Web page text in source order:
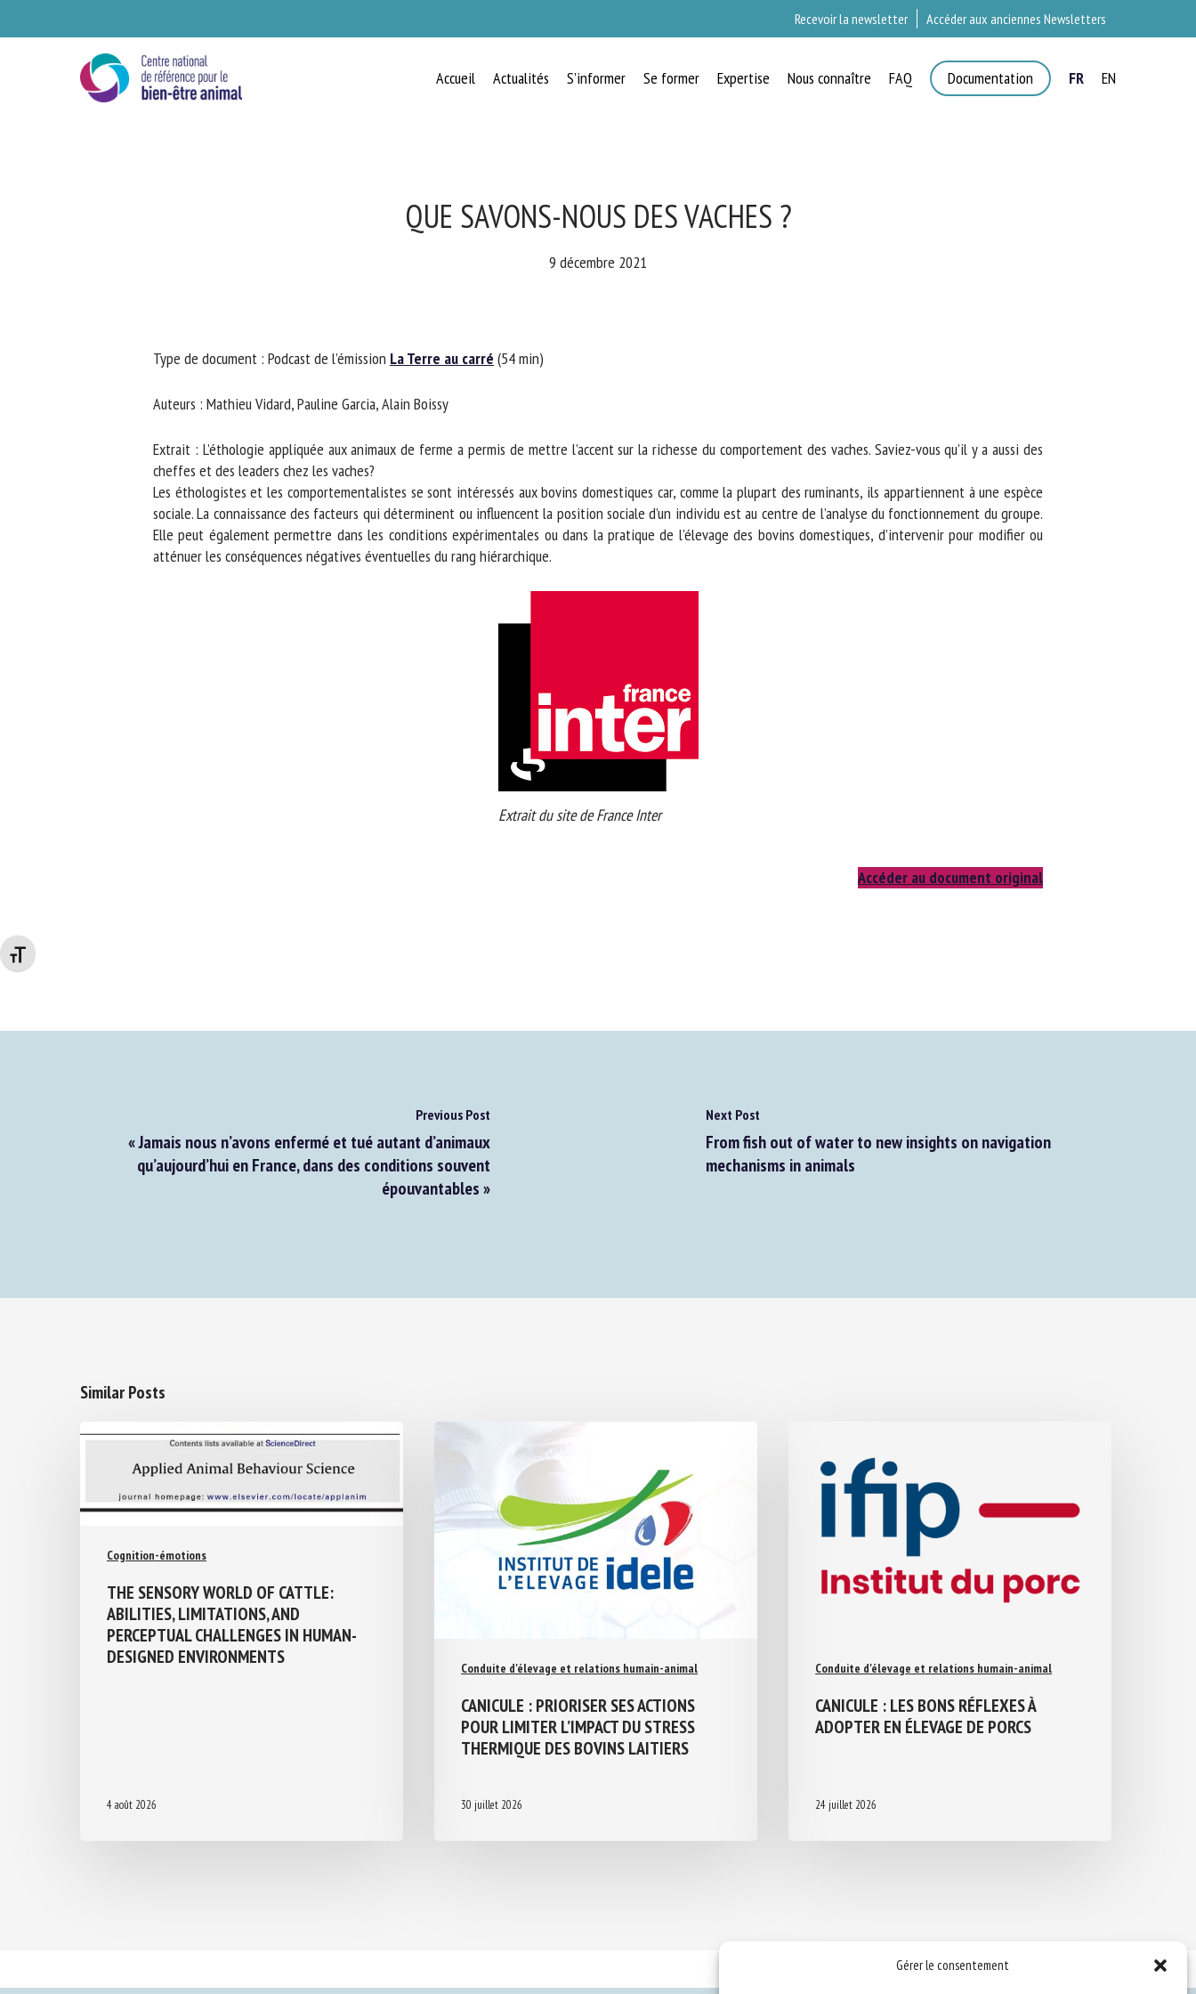
Gérer le consentement
Changer la taille de la police
Recevoir la newsletter Accéder aux anciennes Newsletters
Accueil Actualités S’informer Se former Expertise Nous connaître FAQ Documentation FR EN
QUE SAVONS-NOUS DES VACHES ?
9 décembre 2021
Type de document : Podcast de l’émissionLa Terre au carré(54 min)
Auteurs : Mathieu Vidard, Pauline Garcia, Alain Boissy
Extrait : L’éthologie appliquée aux animaux de ferme a permis de mettre l’accent sur la richesse du comportement des vaches. Saviez-vous qu’il y a aussi des
cheffes et des leaders chez les vaches?
Les éthologistes et les comportementalistes se sont intéressés aux bovins domestiques car, comme la plupart des ruminants, ils appartiennent à une espèce
sociale. La connaissance des facteurs qui déterminent ou influencent la position sociale d’un individu est au centre de l’analyse du fonctionnement du groupe.
Elle peut également permettre dans les conditions expérimentales ou dans la pratique de l’élevage des bovins domestiques, d’intervenir pour modifier ou
atténuer les conséquences négatives éventuelles du rang hiérarchique.
Extrait du site de France Inter
Accéder au document original
Previous Post
« Jamais nous n’avons enfermé et tué autant d’animaux
qu’aujourd’hui en France, dans des conditions souvent
épouvantables »
Next Post
From fish out of water to new insights on navigation
mechanisms in animals
Similar Posts
Cognition-émotions
THE SENSORY WORLD OF CATTLE:
ABILITIES, LIMITATIONS, AND
PERCEPTUAL CHALLENGES IN HUMAN-
DESIGNED ENVIRONMENTS
4 août 2026
Conduite d'élevage et relations humain-animal
CANICULE : PRIORISER SES ACTIONS
POUR LIMITER L’IMPACT DU STRESS
THERMIQUE DES BOVINS LAITIERS
30 juillet 2026
Conduite d'élevage et relations humain-animal
CANICULE : LES BONS RÉFLEXES À
ADOPTER EN ÉLEVAGE DE PORCS
24 juillet 2026
BIEN-ÊTRE ANIMAL
Veuillez remplir le formulaire ci-dessous pour vous inscrire à notre newsletter :
Organisme
*
E-mail *
En soumettant ce formulaire, j'accepte que les informations saisies soient